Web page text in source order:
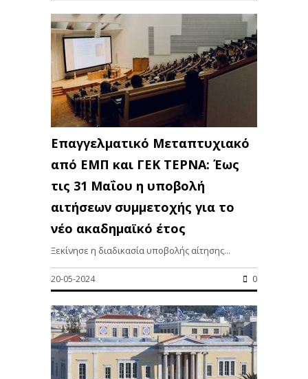
Επαγγελματικό Μεταπτυχιακό
από ΕΜΠ και ΓΕΚ ΤΕΡΝΑ: Έως
τις 31 Μαΐου η υποβολή
αιτήσεων συμμετοχής για το
νέο ακαδημαϊκό έτος
Ξεκίνησε η διαδικασία υποβολής αίτησης...
20-05-2024 0